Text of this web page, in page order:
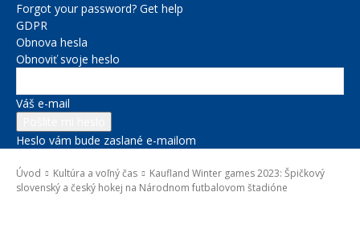
Forgot your password? Get help
GDPR
Obnova hesla
Obnoviť svoje heslo
Váš e-mail
Heslo vám bude zaslané e-mailom
Úvod Kultúra a voľný čas
Kaufland Winter games 2023: Špičkový
slovenský a český hokej na Národnom futbalovom štadióne